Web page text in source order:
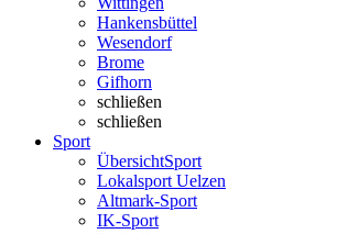
Hankensbüttel
Wesendorf
Brome
Gifhorn
schließen
schließen
Sport
ÜbersichtSport
Lokalsport Uelzen
Altmark-Sport
IK-Sport